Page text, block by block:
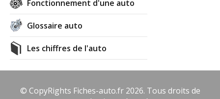
Fonctionnement d'une auto
Glossaire auto
Les chiffres de l'auto
© CopyRights Fiches-auto.fr 2026. Tous droits de